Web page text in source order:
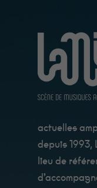
actuelles
depuis 1993,
lieu de